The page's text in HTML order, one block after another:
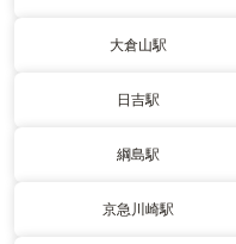
大倉山駅
日吉駅
綱島駅
京急川崎駅